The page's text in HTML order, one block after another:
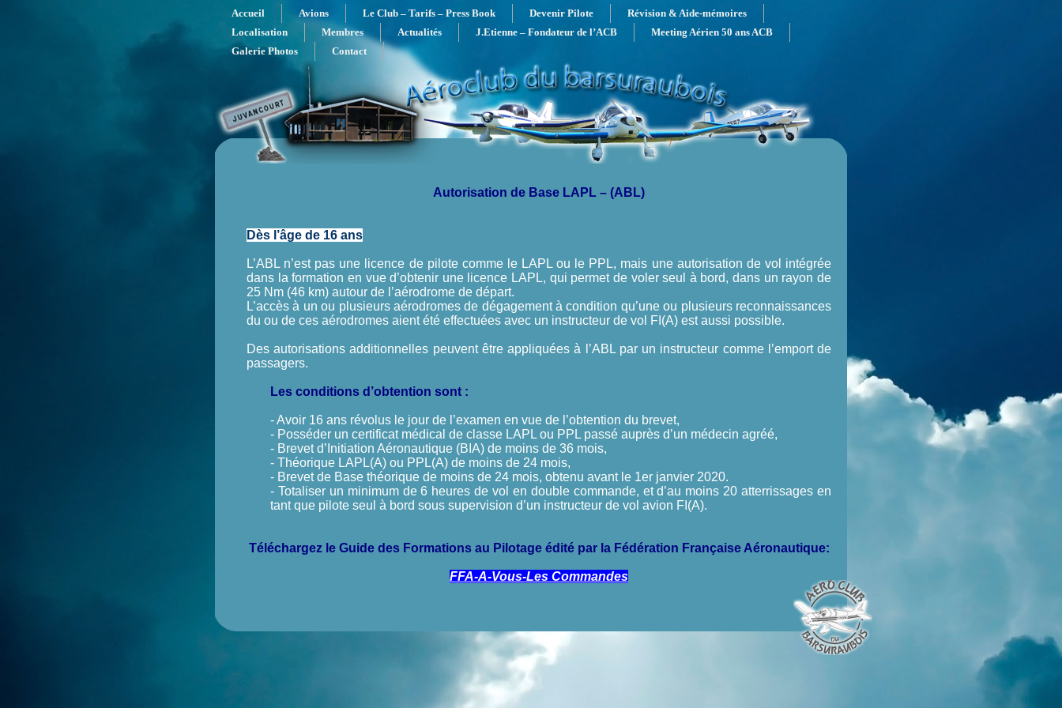
Accueil Avions Le Club – Tarifs – Press Book Devenir Pilote
Révision & Aide-mémoires
Localisation
Membres Actualités J.Etienne – Fondateur de l’ACB
Meeting Aérien 50 ans ACB
Galerie Photos
Contact
Autorisation de Base LAPL – (ABL)
Dès l’âge de 16 ans
L’ABL n’est pas une licence de pilote comme le LAPL ou le PPL, mais une autorisation de vol intégrée
dans la formation en vue d’obtenir une licence LAPL, qui permet de voler seul à bord, dans un rayon de
25 Nm (46 km) autour de l’aérodrome de départ.
L’accès à un ou plusieurs aérodromes de dégagement à condition qu’une ou plusieurs reconnaissances
du ou de ces aérodromes aient été effectuées avec un instructeur de vol FI(A) est aussi possible.
Des autorisations additionnelles peuvent être appliquées à l’ABL par un instructeur comme l’emport de
passagers.
Les conditions d’obtention sont :
- Avoir 16 ans révolus le jour de l’examen en vue de l’obtention du brevet,
- Posséder un certificat médical de classe LAPL ou PPL passé auprès d’un médecin agréé,
- Brevet d’Initiation Aéronautique (BIA) de moins de 36 mois,
- Théorique LAPL(A) ou PPL(A) de moins de 24 mois,
- Brevet de Base théorique de moins de 24 mois, obtenu avant le 1er janvier 2020.
- Totaliser un minimum de 6 heures de vol en double commande, et d’au moins 20 atterrissages en
tant que pilote seul à bord sous supervision d’un instructeur de vol avion FI(A).
Téléchargez le Guide des Formations au Pilotage édité par la Fédération Française Aéronautique:
FFA-A-Vous-Les Commandes